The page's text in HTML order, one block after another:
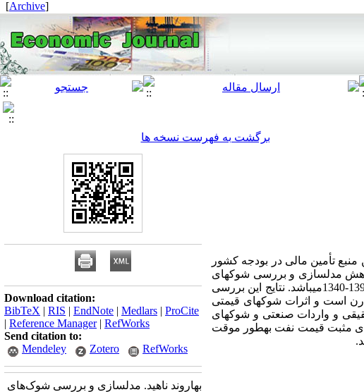
[
Archive
]
برگشت به فهرست نسخه ها
تأمین مالی در بودجه کشور
مدلسازی و بررسی شوک­های
نفتی بر ادوار تجاری در اقتصاد ایران با استفاده از رویکرد پویای تصحیح خطا آستانه­ای طی سال­های 1396-1340می­باشد. نتایج این بررسی
است و اثرات شوک­های قیمتی
و واردات صنعتی و شوک­های
مثبت قیمت نفت به­طور موقت
Download citation:
BibTeX | RIS | EndNote | Medlars | ProCite
| Reference Manager| RefWorks
Send citation to:
Mendeley
Zotero RefWorks
بهاروند ناهید. مدلسازی و بررسی شوک‌های